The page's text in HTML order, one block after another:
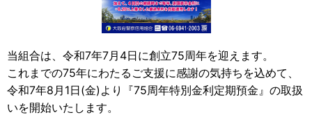
当組合は、令和7年7月4日に創立75周年を迎えます。
これまでの75年にわたるご支援に感謝の気持ちを込めて、
令和7年8月1日(金)より『75周年特別金利定期預金』の取扱
いを開始いたします。